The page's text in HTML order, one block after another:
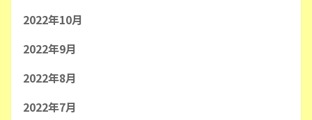
2022年10月
2022年9月
2022年8月
2022年7月